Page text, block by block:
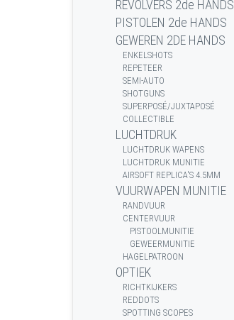
REVOLVERS 2de HANDS
PISTOLEN 2de HANDS
GEWEREN 2DE HANDS
ENKELSHOTS
REPETEER
SEMI-AUTO
SHOTGUNS
SUPERPOSÉ/JUXTAPOSÉ
COLLECTIBLE
LUCHTDRUK
LUCHTDRUK WAPENS
LUCHTDRUK MUNITIE
AIRSOFT REPLICA'S 4.5MM
VUURWAPEN MUNITIE
RANDVUUR
CENTERVUUR
PISTOOLMUNITIE
GEWEERMUNITIE
HAGELPATROON
OPTIEK
RICHTKIJKERS
REDDOTS
SPOTTING SCOPES